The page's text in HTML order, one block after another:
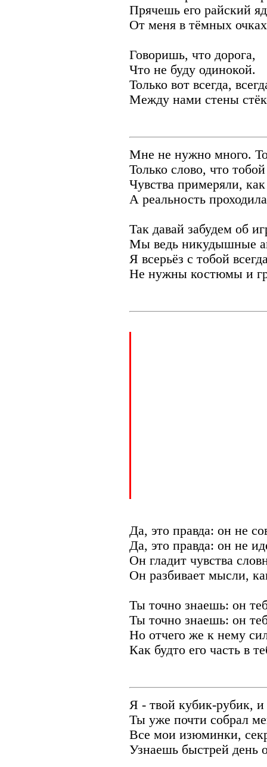
Прячешь его райский яд
От меня в тёмных
Говоришь, что дорога,
Что не буду одинокой.
Только вот всегда,
Между нами стены
Мне не нужно много.
Только слово, что
Чувства примеряли,
А реальность
Так давай забудем об
Мы ведь никудышные
Я всерьёз с тобой
Не нужны костюмы и
Да, это правда: он не
Да, это правда: он не
Он гладит чувства
Он разбивает мысли,
Ты точно знаешь: он
Ты точно знаешь: он
Но отчего же к нему
Как будто его часть в
Я - твой кубик-рубик, и
Ты уже почти собрал
Все мои изюминки,
Узнаешь быстрей день